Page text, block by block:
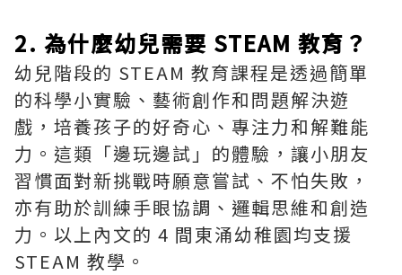
2. 為什麼幼兒需要 STEAM 教育？
幼兒階段的 STEAM 教育課程是透過簡單
的科學小實驗、藝術創作和問題解決遊
戲，培養孩子的好奇心、專注力和解難能
力。這類「邊玩邊試」的體驗，讓小朋友
習慣面對新挑戰時願意嘗試、不怕失敗，
亦有助於訓練手眼協調、邏輯思維和創造
力。以上內文的 4 間東涌幼稚園均支援
STEAM 教學。